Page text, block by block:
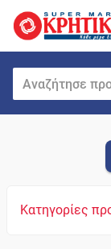
Κατηγορίες